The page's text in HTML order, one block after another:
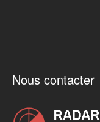
Nous contacter